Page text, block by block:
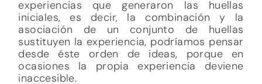
experiencias que generaron las huellas
iniciales, es decir, la combinación y la
asociación de un conjunto de huellas
sustituyen la experiencia, podríamos pensar
desde éste orden de ideas, porque en
ocasiones la propia experiencia deviene
inaccesible.